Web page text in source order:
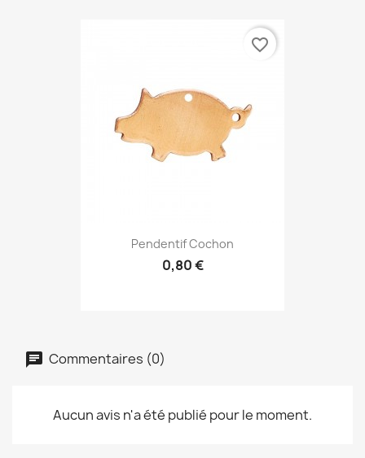
Pendentif Cochon
0,80 €
favorite_border
Commentaires (0)
Aucun avis n'a été publié pour le moment.